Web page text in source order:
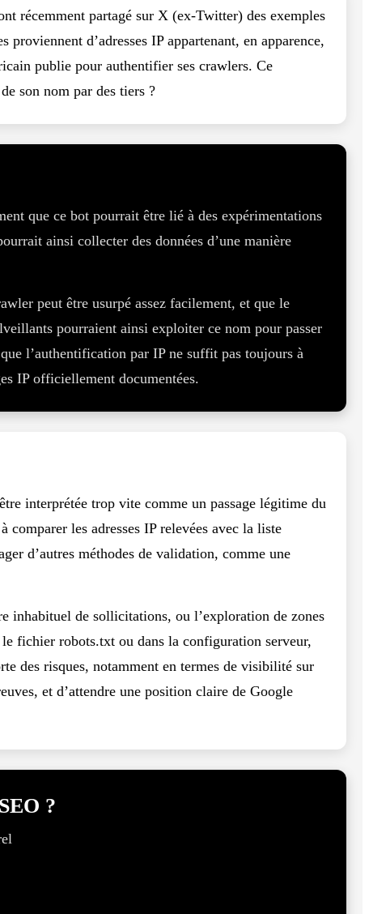
récemment partagé sur X (ex-Twitter) des exemples
d’adresses IP appartenant, en apparence,
publie pour authentifier ses crawlers. Ce
son nom par des tiers ?
que ce bot pourrait être lié à des expérimentations
ainsi collecter des données d’une manière
peut être usurpé assez facilement, et que le
pourraient ainsi exploiter ce nom pour passer
l’authentification par IP ne suffit pas toujours à
IP officiellement documentées.
interprétée trop vite comme un passage légitime du
les adresses IP relevées avec la liste
d’autres méthodes de validation, comme une
inhabituel de sollicitations, ou l’exploration de zones
fichier robots.txt ou dans la configuration serveur,
des risques, notamment en termes de visibilité sur
et d’attendre une position claire de Google
?